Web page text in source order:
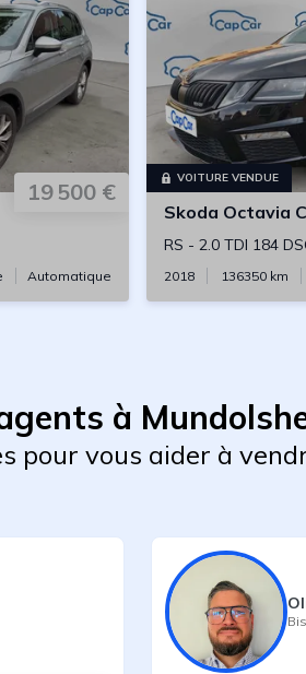
19 500 €
Automatique
VOITURE VENDUE
Skoda Octavia
RS - 2.0 TDI 184
2018 136350km
à
pour vous aider à